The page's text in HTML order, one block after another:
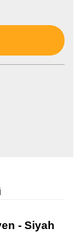
- Siyah